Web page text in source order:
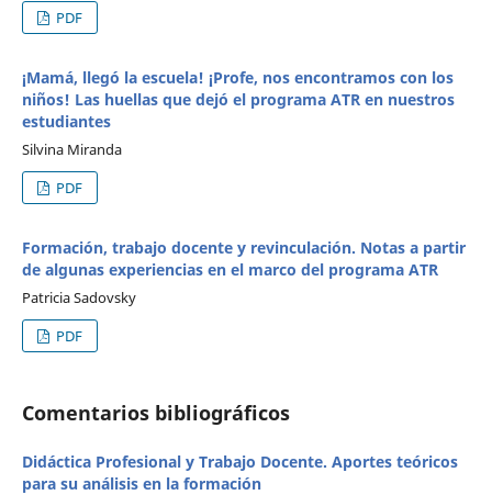
PDF
¡Mamá, llegó la escuela! ¡Profe, nos encontramos con los
niños! Las huellas que dejó el programa ATR en nuestros
estudiantes
Silvina Miranda
PDF
Formación, trabajo docente y revinculación. Notas a partir
de algunas experiencias en el marco del programa ATR
Patricia Sadovsky
PDF
Comentarios bibliográficos
Didáctica Profesional y Trabajo Docente. Aportes teóricos
para su análisis en la formación